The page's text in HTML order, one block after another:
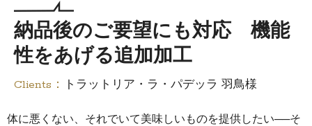
納品後のご要望にも対応 機能
性をあげる追加加工
Clients： トラットリア・ラ・パデッラ 羽鳥様
体に悪くない、それでいて美味しいものを提供したい──そ